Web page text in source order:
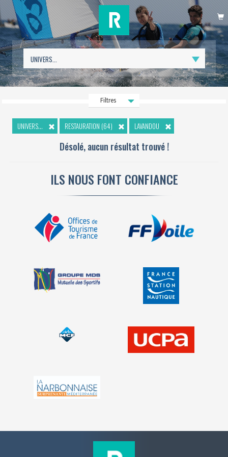
Filtres
UNIVERS... RESTAURATION (64) LAVANDOU
Désolé, aucun résultat trouvé !
ILS NOUS FONT CONFIANCE